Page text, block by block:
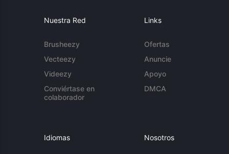
Nuestra Red
Brusheezy
Vecteezy
Videezy
Conviértase en
colaborador
Links
Ofertas
Anuncie
Apoyo
DMCA
Idiomas Nosotros